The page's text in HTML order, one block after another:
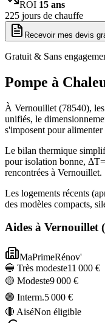
ROI 15 ans
225 jours de chauffe
Recevoir mes devis
Gratuit & Sans
Pompe à
À Vernouillet (78540), les
unifiés, le
s'imposent pour
Le bilan thermique
pour isolation bonne,
rencontrées à Vernouillet.
Les logements récents
des modèles compacts,
Aides à Vernouillet(
MaPrimeRénov'
🔵 Très modeste11 000 €
🟡 Modeste9 000 €
🟣 Interm.5 000 €
🔴 AiséNon éligible